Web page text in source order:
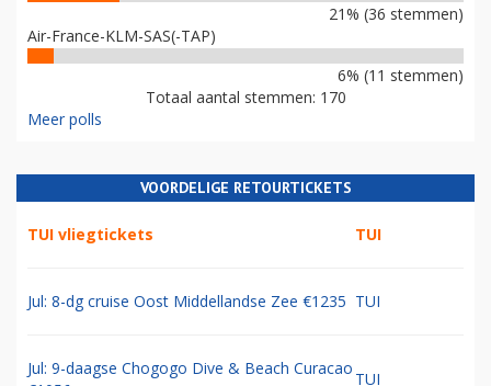
21% (36 stemmen)
Air-France-KLM-SAS(-TAP)
6% (11 stemmen)
Totaal aantal stemmen: 170
Meer polls
VOORDELIGE RETOURTICKETS
TUI vliegtickets TUI
Jul: 8-dg cruise Oost Middellandse Zee €1235 TUI
Jul: 9-daagse Chogogo Dive & Beach Curacao
TUI